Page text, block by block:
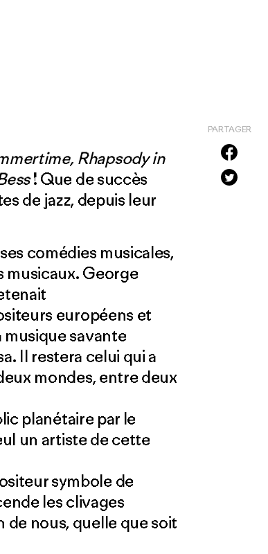
PARTAGER
Rhapsody in
! Que de succès
de jazz, depuis leur
comédies musicales,
musicaux. George
européens et
musique savante
Il restera celui qui a
mondes, entre deux
planétaire par le
un artiste de cette
symbole de
les clivages
de nous, quelle que soit